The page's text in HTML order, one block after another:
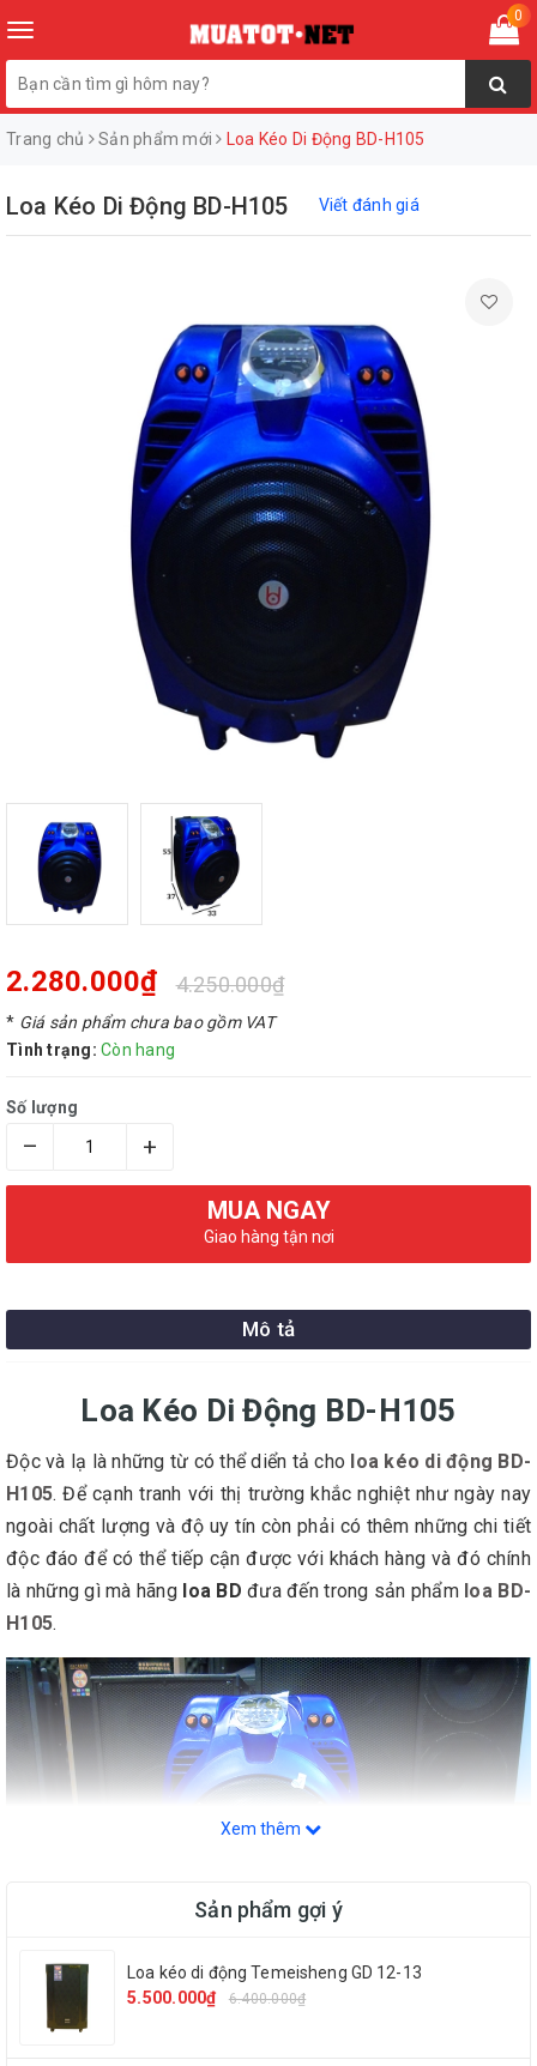
Toggle
navigation
0
Trang chủ Sản phẩm mới Loa Kéo Di Động BD-H105
Loa Kéo Di Động BD-H105 Viết đánh giá
2.280.000₫ 4.250.000₫
* Giá sản phẩm chưa bao gồm VAT
Tình trạng: Còn hang
Số lượng
– +
MUA NGAY
Giao hàng tận nơi
Mô tả
Loa Kéo Di Động BD-H105
Độc và lạ là những từ có thể diển tả cho loa kéo di động BD-
H105. Để cạnh tranh với thị trường khắc nghiệt như ngày nay
ngoài chất lượng và độ uy tín còn phải có thêm những chi tiết
độc đáo để có thể tiếp cận được với khách hàng và đó chính
là những gì mà hãngloa BDđưa đến trong sản phẩm loa BD-
H105.
Xem thêm
Sản phẩm gợi ý
Loa kéo di động Temeisheng GD 12-13
5.500.000₫
6.400.000₫